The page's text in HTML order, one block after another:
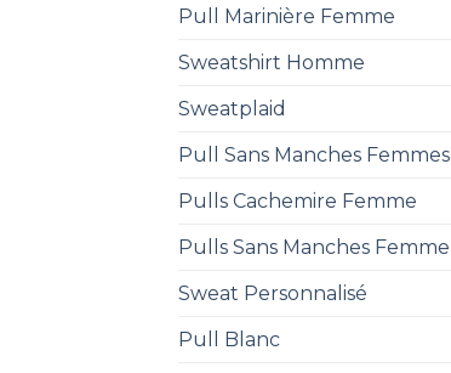
Pull Marinière Femme
Sweatshirt Homme
Sweatplaid
Pull Sans Manches Femmes
Pulls Cachemire Femme
Pulls Sans Manches Femme
Sweat Personnalisé
Pull Blanc